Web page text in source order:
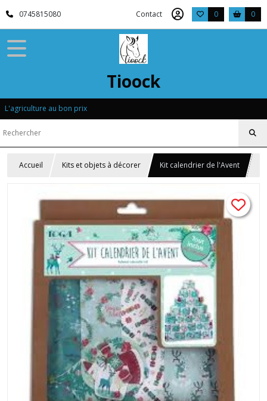
0745815080 Contact 0 0
Tioock
L'agriculture au bon prix
Accueil Kits et objets à décorer Kit calendrier de l'Avent